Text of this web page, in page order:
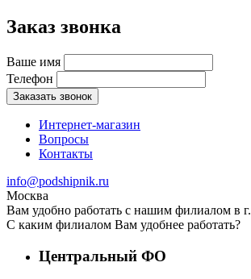
Заказ звонка
Ваше имя
Телефон
Заказать звонок
Интернет-магазин
Вопросы
Контакты
info@podshipnik.ru
Москва
Вам удобно работать с нашим филиалом в г.
С каким филиалом Вам удобнее работать?
Центральный ФО